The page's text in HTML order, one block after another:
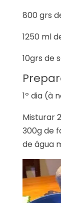
800 grs
1250 ml
10grs de
1º dia (à
Misturar
300g de
de água